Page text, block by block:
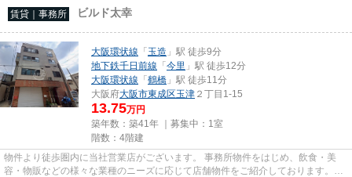
賃貸｜事務所 ビルド太幸
大阪環状線 「玉造 」駅 徒歩9分
地下鉄千日前線 「今里 」駅 徒歩12分
大阪環状線 「鶴橋 」駅 徒歩11分
大阪府大阪市東成区玉津 ２丁目1-15
13.75万円
築年数：築41年 ｜募集中： 1室
階数：4階建
物件より徒歩圏内に当社営業店がございます。 事務所物件をはじめ、飲食・美
容・物販などの様々な業種のニーズに応じて店舗物件をご紹介しております。